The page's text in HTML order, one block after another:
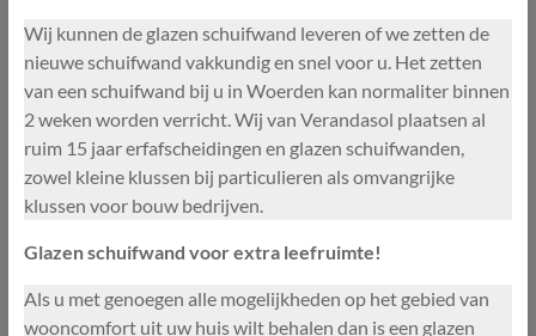
Wij kunnen de glazen schuifwand leveren of we zetten de
nieuwe schuifwand vakkundig en snel voor u. Het zetten
van een schuifwand bij u in Woerden kan normaliter binnen
2 weken worden verricht. Wij van Verandasol plaatsen al
ruim 15 jaar erfafscheidingen en glazen schuifwanden,
zowel kleine klussen bij particulieren als omvangrijke
klussen voor bouw bedrijven.
Glazen schuifwand voor extra leefruimte!
Als u met genoegen alle mogelijkheden op het gebied van
wooncomfort uit uw huis wilt behalen dan is een glazen